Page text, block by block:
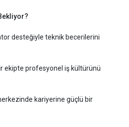
desteğiyle teknik becerilerini
ekipte profesyonel iş kültürünü
kariyerine güçlü bir